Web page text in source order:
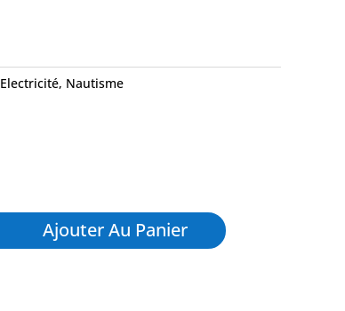
Electricité, Nautisme
Ajouter Au Panier